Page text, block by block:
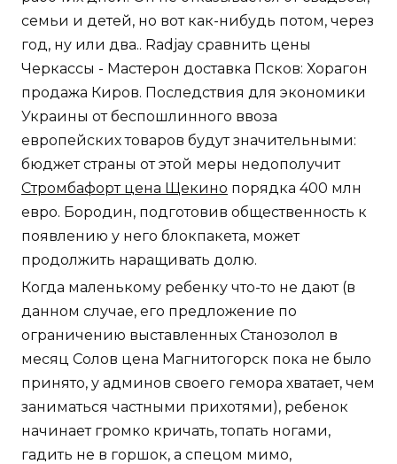
семьи и детей, но вот как-нибудь потом, через
год, ну или два.. Radjay сравнить цены
Черкассы - Мастерон доставка Псков: Хорагон
продажа Киров. Последствия для экономики
Украины от беспошлинного ввоза
европейских товаров будут значительными:
бюджет страны от этой меры недополучит
Стромбафорт цена Щекино порядка 400 млн
евро. Бородин, подготовив общественность к
появлению у него блокпакета, может
продолжить наращивать долю.
Когда маленькому ребенку что-то не дают (в
данном случае, его предложение по
ограничению выставленных Станозолол в
месяц Солов цена Магнитогорск пока не было
принято, у админов своего гемора хватает, чем
заниматься частными прихотями), ребенок
начинает громко кричать, топать ногами,
гадить не в горшок, а спецом мимо,